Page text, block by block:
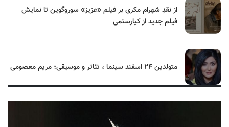
از نقدِ شهرام مکری بر فیلم «عزیز» سوروگوین تا نمایش
فیلم جدید از کیارستمی
متولدین ۲۴ اسفند سینما ، تئاتر و موسیقی؛ مریم معصومی